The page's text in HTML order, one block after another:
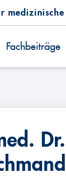
Fachbeiträge